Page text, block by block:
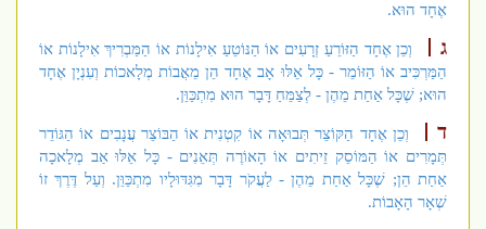
אֶחָד הוּא.
וְכֵן אֶחָד הַזּוֹרֵעַ זְרָעִים אוֹ הַנּוֹטֵעַ אִילָנוֹת אוֹ הַמַּבְרִיךְ אִילָנוֹת אוֹ
הַמַּרְכִּיב אוֹ הַזּוֹמֵר - כָּל אֵלּוּ אָב אֶחָד הֵן מֵאֲבוֹת מְלָאכוֹת וְעִנְיָן אֶחָד
הוּא; שֶׁכָּל אַחַת מֵהֶן - לְצַמֵּחַ דָּבָר הוּא מִתְכַּוֵּן.
וְכֵן אֶחָד הַקּוֹצֵר תְּבוּאָה אוֹ קִטְנִית אוֹ הַבּוֹצֵר עֲנָבִים אוֹ הַגּוֹדֵר
תְּמָרִים אוֹ הַמּוֹסֵק זֵיתִים אוֹ הָאוֹרֶה תְּאֵנִים - כָּל אֵלּוּ אַב מְלָאכָה
אַחַת הֵן; שֶׁכָּל אַחַת מֵהֶן - לַעֲקֹר דָּבָר מִגִּדּוּלָיו מִתְכַּוֵּן. וְעַל דֶּרֶךְ זוֹ
שְׁאָר הָאָבוֹת.